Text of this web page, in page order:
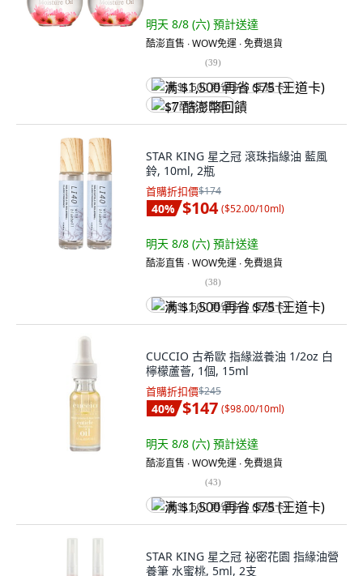
明天 8/8 (六) 預計送達
酷澎直售 ∙ WOW免運 ∙ 免費退貨
(39)
满 $1,500 再省 $75 (王道卡)
$7 酷澎幣回饋
STAR KING 星之冠 滾珠指緣油 藍風
鈴, 10ml, 2瓶
首購折扣價$174
40% $104 ($52.00/10ml)
明天 8/8 (六) 預計送達
酷澎直售 ∙ WOW免運 ∙ 免費退貨
(38)
满 $1,500 再省 $75 (王道卡)
CUCCIO 古希歐 指緣滋養油 1/2oz 白
檸檬蘆薈, 1個, 15ml
首購折扣價$245
40% $147 ($98.00/10ml)
明天 8/8 (六) 預計送達
酷澎直售 ∙ WOW免運 ∙ 免費退貨
(43)
满 $1,500 再省 $75 (王道卡)
STAR KING 星之冠 祕密花園 指緣油營
養筆 水蜜桃, 5ml, 2支